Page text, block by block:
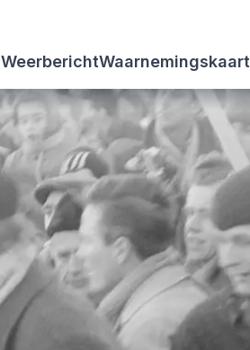
WeerberichtWaarnemingskaart